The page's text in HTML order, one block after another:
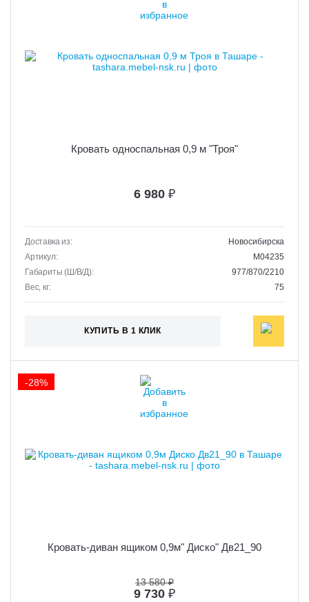
Кровать односпальная 0,9 м "Троя"
6 980 ₽
Доставка из:
Новосибирска
Артикул:
M04235
Габариты (Ш/В/Д):
977/870/2210
Вес, кг:
75
КУПИТЬ В 1 КЛИК
Кровать-диван ящиком 0,9м" Диско" Дв21_90
13 580 ₽
9 730 ₽
-28%